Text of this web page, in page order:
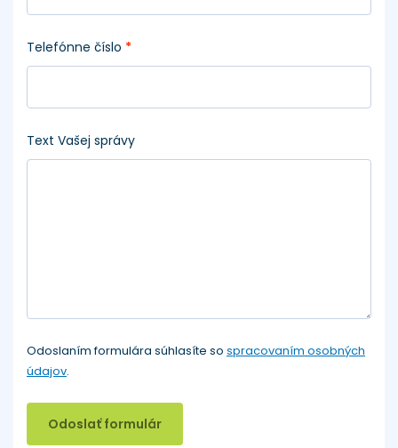
Telefónne číslo *
Text Vašej správy
Odoslaním formulára súhlasíte so spracovaním osobných
údajov.
Odoslať formulár